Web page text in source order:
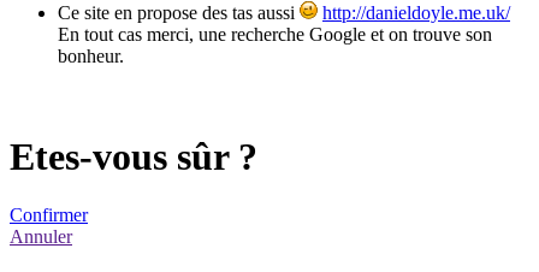
Ce site en propose des tas aussi
http://danieldoyle.me.uk/
En tout cas merci, une recherche Google et on trouve son
bonheur.
Etes-vous sûr ?
Confirmer
Annuler